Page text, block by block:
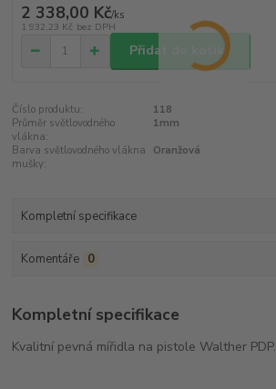
2 338,00 Kč/ks
1 932,23 Kč bez DPH
Přidat do košíku
Číslo produktu:
118
Průměr světlovodného
vlákna:
1mm
Barva světlovodného vlákna
mušky:
Oranžová
Kompletní specifikace
Komentáře 0
Kompletní specifikace
Kvalitní pevná mířidla na pistole Walther PDP.